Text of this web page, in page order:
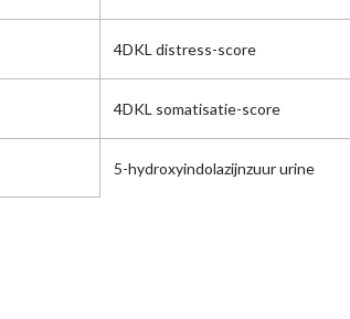
4DKL distress-score
4DKL somatisatie-score
5-hydroxyindolazijnzuur urine